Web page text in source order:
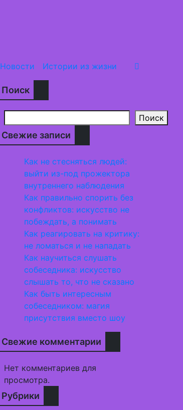
Новости
Истории из жизни
Поиск
Поиск
Свежие записи
Как не стесняться людей:
выйти из-под прожектора
внутреннего наблюдения
Как правильно спорить без
конфликтов: искусство не
побеждать, а понимать
Как реагировать на критику:
не ломаться и не нападать
Как научиться слушать
собеседника: искусство
слышать то, что не сказано
Как быть интересным
собеседником: магия
присутствия вместо шоу
Свежие комментарии
Нет комментариев для
просмотра.
Рубрики